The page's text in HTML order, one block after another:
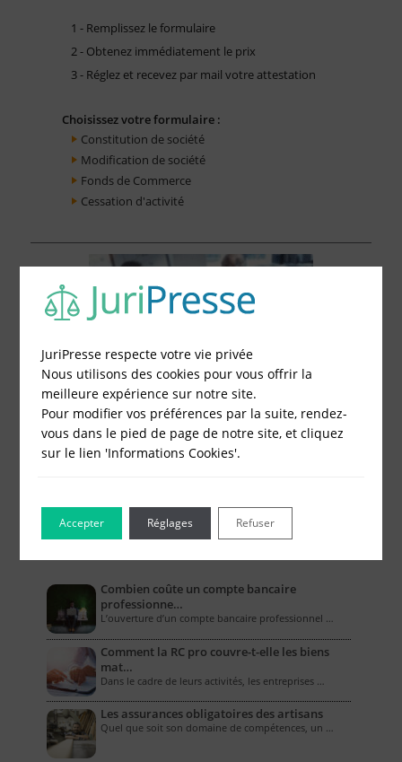
1 - Remplissez le formulaire
2 - Obtenez immédiatement le prix
3 - Réglez et recevez par mail votre attestation
Choisissez votre formulaire :
Constitution de société
Modification de société
Fonds de Commerce
Cessation d'activité
Combien coûte un compte bancaire
professionne…
L’ouverture d’un compte bancaire professionnel …
Comment la RC pro couvre-t-elle les biens
mat…
Dans le cadre de leurs activités, les entreprises …
Les assurances obligatoires des artisans
Quel que soit son domaine de compétences, un …
JuriPresse respecte votre vie privée
Nous utilisons des cookies pour vous offrir la
meilleure expérience sur notre site.
Pour modifier vos préférences par la suite, rendez-
vous dans le pied de page de notre site, et cliquez
sur le lien 'Informations Cookies'.
Accepter Refuser
Réglages